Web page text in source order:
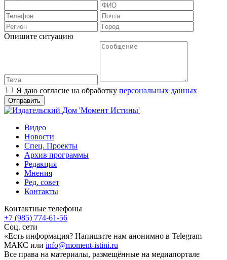
Опишите ситуацию
Я даю согласие на обработку персональных данных
Видео
Новости
Спец. Проекты
Архив программы
Редакция
Мнения
Ред. совет
Контакты
Контактные телефоны
+7 (985) 774-61-56
Соц. сети
«Есть информация? Напишите нам анонимно в Telegram
МАКС или info@moment-istini.ru
Все права на материалы, размещённые на медиапортале